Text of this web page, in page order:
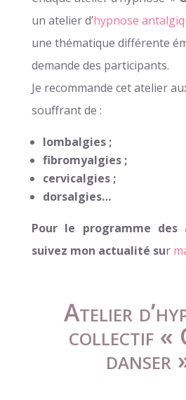
un atelier d’hypnose
une thématique différente
demande des participants.
Je recommande cet atelier
souffrant de :
lombalgies ;
fibromyalgies ;
cervicalgies ;
dorsalgies…
Pour le programme
suivez mon actualité sur
Atelier
collectif «
danser